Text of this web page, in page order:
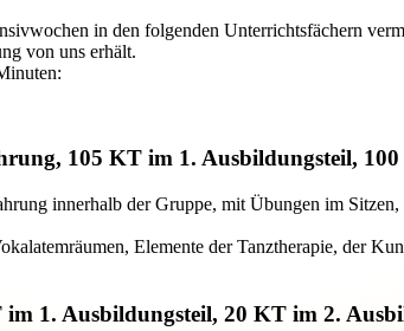
in den folgenden Unterrichtsfächern
von uns erhält.
105 KT im 1. Ausbildungsteil,
innerhalb der Gruppe, mit Übungen im
Elemente der Tanztherapie, der
1. Ausbildungsteil, 20 KT im 2.